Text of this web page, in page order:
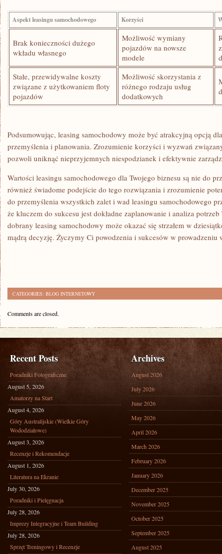
Aspekt leasingu samochodowego Korzyści
Brak konieczności dużego
wkładu własnego
Możliwość wymiany
pojazdów na nowsze
modele
Stałe, przewidywalne‌ koszty
związane z użytkowaniem floty
pojazdów
Możliwość skorzystania⁢ z
różnego rodzaju usług
dodatkowych
Podsumowując, leasing samochodowy może być atrakcyjną opcją​
⁤przemyślenia ‌i planowania. Zrozumienie ⁢korzyści ‍i ⁤wyzwań
pozwoli uniknąć nieprzyjemnych niespodzianek i efektywnie
Wartości leasingu samochodowego dla Twojego biznesu‌ są nie do
również świadome‌ podejście do tego rozwiązania ​i zrozumienie
do przemyślenia wszystkich zalet i wad leasingu samochodowego
że ​kluczem do sukcesu jest dokładne​ zaplanowanie i analiza
dobrany leasing samochodowy ⁢może okazać się strzałem w
⁢mądrą decyzję. Życzymy Ci powodzenia i sukcesów w prowadzeniu
CATEGORIES: BLOG INTERNETOWY
Comments are closed.
Recent Posts
Poradniki Fotograficzne
August 5, 2026
Amatorzy na Start
August 4, 2026
Góry Australijskie (Wielkie Góry
Wododziałowe)
August 3, 2026
Recenzje i Rekomendacje
August 1, 2026
Literatura na Ekranie
July 30, 2026
Poradniki i Pielęgnacja
July 28, 2026
Imprezy Integracyjne i Team Building
July 28, 2026
Sprzęt Treningowy i Recenzje
Archives
August 2026
July 2026
June 2026
May 2026
April 2026
March 2026
February 2026
January 2026
December 2025
November 2025
October 2025
September 2025
August 2025